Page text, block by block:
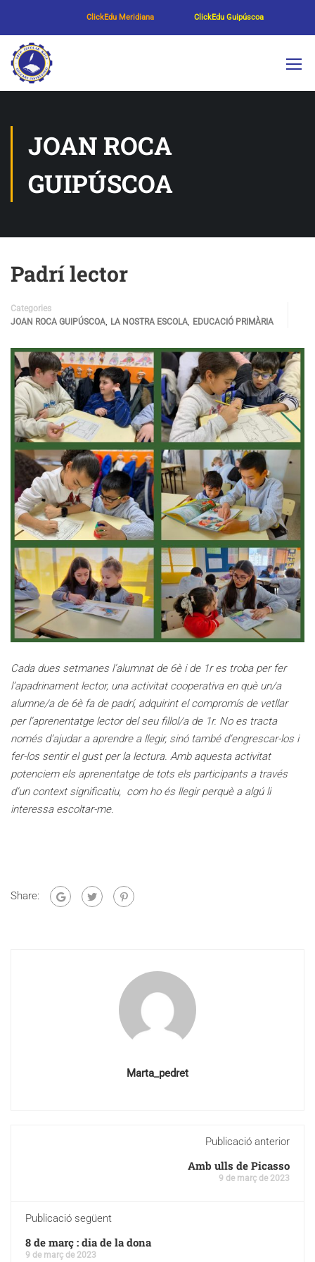
ClickEdu Meridiana ClickEdu Guipúscoa
JOAN ROCA
GUIPÚSCOA
Padrí lector
Categories
JOAN ROCA GUIPÚSCOA, LA NOSTRA ESCOLA, EDUCACIÓ PRIMÀRIA
Cada dues setmanes l’alumnat de 6è i de 1r es troba per fer
l’apadrinament lector, una activitat cooperativa en què un/a
alumne/a de 6è fa de padrí, adquirint el compromís de vetllar
per l’aprenentatge lector del seu fillol/a de 1r. No es tracta
només d’ajudar a aprendre a llegir, sinó també d’engrescar-los i
fer-los sentir el gust per la lectura. Amb aquesta activitat
potenciem els aprenentatge de tots els participants a través
d’un context significatiu, com ho és llegir perquè a algú li
interessa escoltar-me.
Share:
Marta_pedret
Publicació anterior
Amb ulls de Picasso
9 de març de 2023
Publicació següent
8 de març : dia de la dona
9 de març de 2023